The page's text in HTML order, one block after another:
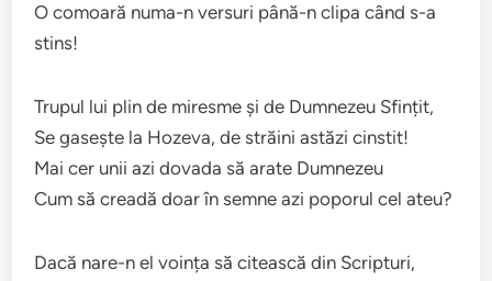
O comoară numa-n versuri până-n clipa când s-a
stins!
Trupul lui plin de miresme și de Dumnezeu Sfințit,
Se gasește la Hozeva, de străini astăzi cinstit!
Mai cer unii azi dovada să arate Dumnezeu
Cum să creadă doar în semne azi poporul cel ateu?
Dacă nare-n el voința să citească din Scripturi,